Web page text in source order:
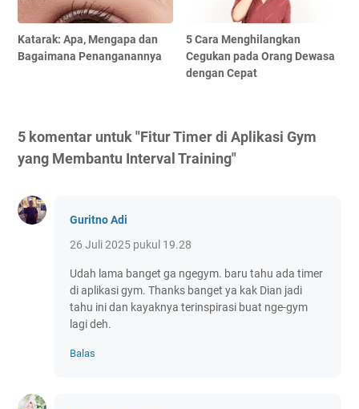
Katarak: Apa, Mengapa dan
Bagaimana Penanganannya
5 Cara Menghilangkan
Cegukan pada Orang Dewasa
dengan Cepat
5 komentar untuk "Fitur Timer di Aplikasi Gym
yang Membantu Interval Training"
Guritno Adi
26 Juli 2025 pukul 19.28
Udah lama banget ga ngegym. baru tahu ada timer
di aplikasi gym. Thanks banget ya kak Dian jadi
tahu ini dan kayaknya terinspirasi buat nge-gym
lagi deh.
Balas